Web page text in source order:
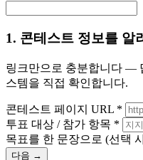
1. 콘테스트 정보를 알
링크만으로 충분합니다 —
스템을 직접 확인합니다.
콘테스트 페이지 URL *
투표 대상 / 참가 항목 *
목표를 한 문장으로 (선택
다음 →